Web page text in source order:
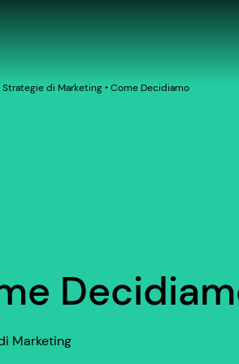
Strategie di Marketing‣Come Decidiamo
Marketing